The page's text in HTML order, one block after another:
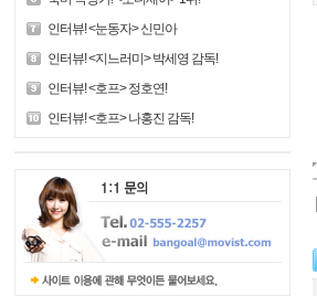
인터뷰! <눈동자> 신민아
인터뷰! <지느러미> 박세영 감독!
인터뷰! <호프> 정호연!
인터뷰! <호프> 나홍진 감독!